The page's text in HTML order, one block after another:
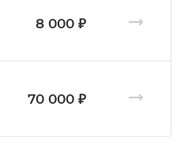
8 000 ₽
70 000 ₽